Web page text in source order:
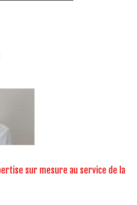
sur mesure au service de la